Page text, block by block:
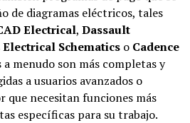
de diagramas eléctricos, tales
Electrical, Dassault
Schematics o Cadence
a menudo son más completas y
a usuarios avanzados o
que necesitan funciones más
específicas para su trabajo.